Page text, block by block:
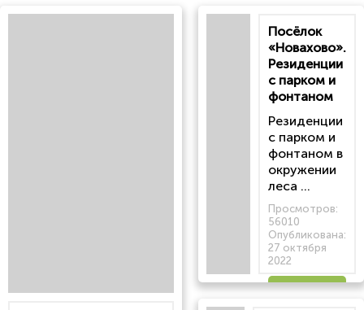
Посёлок
«Новахово».
Резиденции
с парком и
фонтаном
Резиденции
с парком и
фонтаном в
окружении
леса ...
Просмотров:
56010
Опубликована:
27 октября
2022